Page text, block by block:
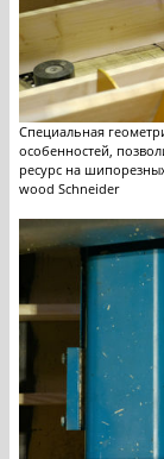
Специальная
особенностей,
ресурс на
wood Schneider